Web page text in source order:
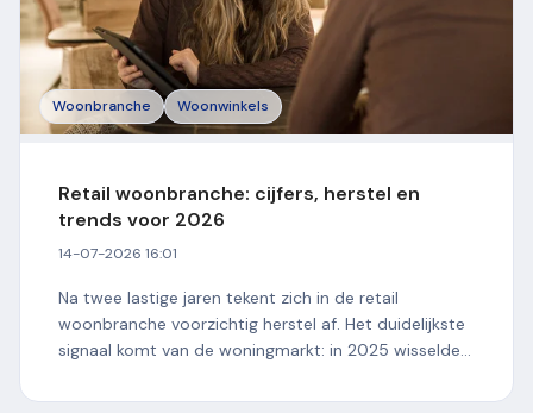
Woonbranche Woonwinkels
Retail woonbranche: cijfers, herstel en
trends voor 2026
14-07-2026 16:01
Na twee lastige jaren tekent zich in de retail
woonbranche voorzichtig herstel af. Het duidelijkste
signaal komt van de woningmarkt: in 2025 wisselden